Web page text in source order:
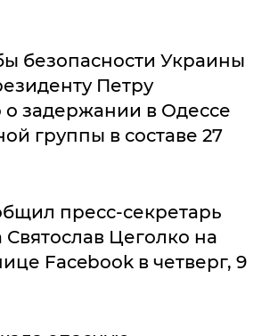
безопасности Украины
Петру
задержании в Одессе
группы в составе 27
пресс-секретарь
Цеголко на
Facebook в четверг, 9